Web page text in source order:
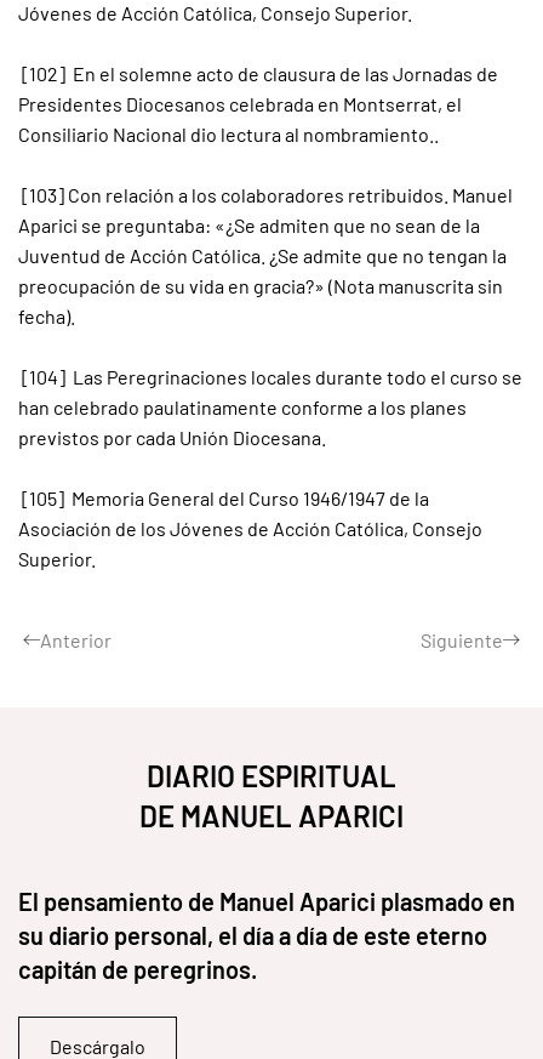
Jóvenes de Acción Católica, Consejo Superior.
[102] En el solemne acto de clausura de las Jornadas de
Presidentes Diocesanos celebrada en Montserrat, el
Consiliario Nacional dio lectura al nombramiento..
[103] Con relación a los colaboradores retribuidos. Manuel
Aparici se preguntaba: «¿Se admiten que no sean de la
Juventud de Acción Católica. ¿Se admite que no tengan la
preocupación de su vida en gracia?» (Nota manuscrita sin
fecha).
[104] Las Peregrinaciones locales durante todo el curso se
han celebrado paulatinamente conforme a los planes
previstos por cada Unión Diocesana.
[105] Memoria General del Curso 1946/1947 de la
Asociación de los Jóvenes de Acción Católica, Consejo
Superior.
Anterior Siguiente
DIARIO ESPIRITUAL
DE MANUEL APARICI
El pensamiento de Manuel Aparici plasmado en
su diario personal, el día a día de este eterno
capitán de peregrinos.
Descárgalo